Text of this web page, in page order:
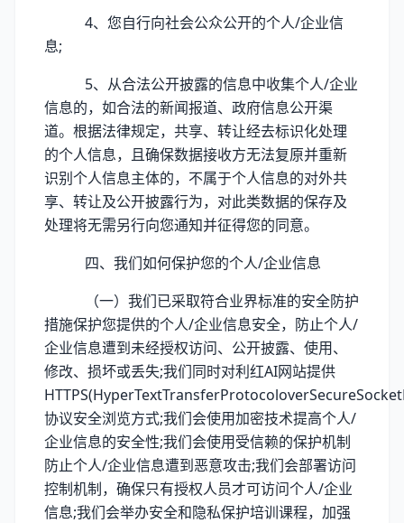
4、您自行向社会公众公开的个人/企业信
息;
5、从合法公开披露的信息中收集个人/企业
信息的，如合法的新闻报道、政府信息公开渠
道。根据法律规定，共享、转让经去标识化处理
的个人信息，且确保数据接收方无法复原并重新
识别个人信息主体的，不属于个人信息的对外共
享、转让及公开披露行为，对此类数据的保存及
处理将无需另行向您通知并征得您的同意。
四、我们如何保护您的个人/企业信息
（一）我们已采取符合业界标准的安全防护
措施保护您提供的个人/企业信息安全，防止个人/
企业信息遭到未经授权访问、公开披露、使用、
修改、损坏或丢失;我们同时对利红AI网站提供
协议安全浏览方式;我们会使用加密技术提高个人/
企业信息的安全性;我们会使用受信赖的保护机制
防止个人/企业信息遭到恶意攻击;我们会部署访问
控制机制，确保只有授权人员才可访问个人/企业
信息;我们会举办安全和隐私保护培训课程，加强